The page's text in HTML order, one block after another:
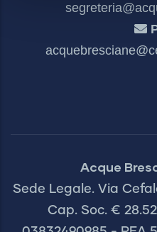
Acque
Sede Legale. Via
Cap. Soc. €